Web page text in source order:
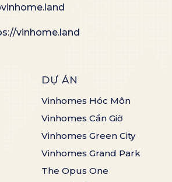
vinhome.land
DỰ ÁN
Vinhomes Hóc Môn
Vinhomes Cần Giờ
Vinhomes Green City
Vinhomes Grand Park
The Opus One